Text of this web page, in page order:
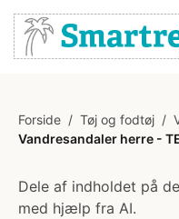
Forside / Tøj og fodtøj /
Vandresandaler herre -
Dele af indholdet på
med hjælp fra AI.